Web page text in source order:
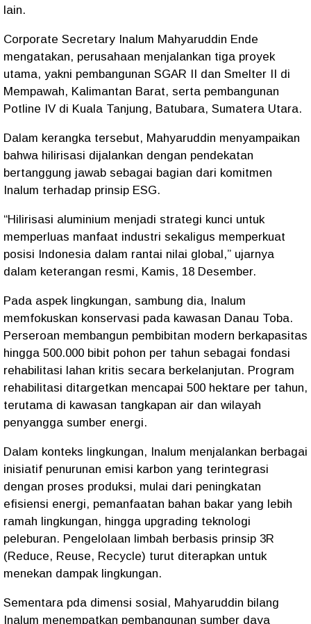
lain.
Corporate Secretary Inalum Mahyaruddin Ende
mengatakan, perusahaan menjalankan tiga proyek
utama, yakni pembangunan SGAR II dan Smelter II di
Mempawah, Kalimantan Barat, serta pembangunan
Potline IV di Kuala Tanjung, Batubara, Sumatera Utara.
Dalam kerangka tersebut, Mahyaruddin menyampaikan
bahwa hilirisasi dijalankan dengan pendekatan
bertanggung jawab sebagai bagian dari komitmen
Inalum terhadap prinsip ESG.
“Hilirisasi aluminium menjadi strategi kunci untuk
memperluas manfaat industri sekaligus memperkuat
posisi Indonesia dalam rantai nilai global,” ujarnya
dalam keterangan resmi, Kamis, 18 Desember.
Pada aspek lingkungan, sambung dia, Inalum
memfokuskan konservasi pada kawasan Danau Toba.
Perseroan membangun pembibitan modern berkapasitas
hingga 500.000 bibit pohon per tahun sebagai fondasi
rehabilitasi lahan kritis secara berkelanjutan. Program
rehabilitasi ditargetkan mencapai 500 hektare per tahun,
terutama di kawasan tangkapan air dan wilayah
penyangga sumber energi.
Dalam konteks lingkungan, Inalum menjalankan berbagai
inisiatif penurunan emisi karbon yang terintegrasi
dengan proses produksi, mulai dari peningkatan
efisiensi energi, pemanfaatan bahan bakar yang lebih
ramah lingkungan, hingga upgrading teknologi
peleburan. Pengelolaan limbah berbasis prinsip 3R
(Reduce, Reuse, Recycle) turut diterapkan untuk
menekan dampak lingkungan.
Sementara pda dimensi sosial, Mahyaruddin bilang
Inalum menempatkan pembangunan sumber daya